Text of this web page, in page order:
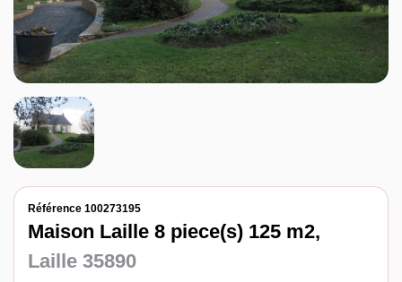
Syndic
Notre agence
Contact
Référence 100273195
Maison Laille 8 piece(s) 125 m2,
Laille 35890